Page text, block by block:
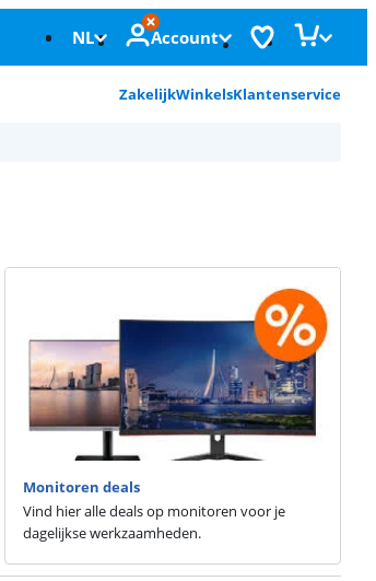
NL Account
ZakelijkWinkelsKlantenservice
Monitoren deals
Vind hier alle deals op monitoren voor je
dagelijkse werkzaamheden.